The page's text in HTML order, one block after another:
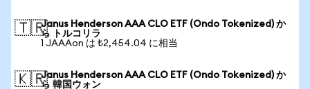
🇹🇷Janus Henderson AAA CLO ETF (Ondo Tokenized) か
ら トルコリラ
1 JAAAon は ₺2,454.04 に相当
🇰🇷Janus Henderson AAA CLO ETF (Ondo Tokenized) か
ら 韓国ウォン